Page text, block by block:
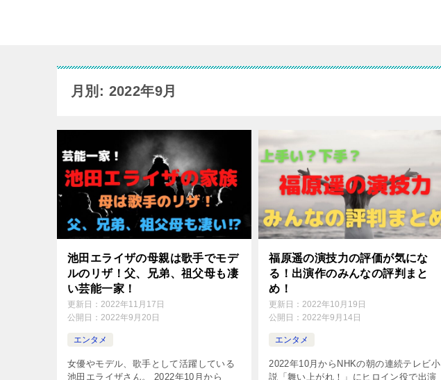
月別: 2022年9月
池田エライザの母親は歌手でモデ
ルのリザ！父、兄弟、祖父母も凄
い芸能一家！
更新日： 2022年11月17日
公開日： 2022年9月20日
エンタメ
女優やモデル、歌手として活躍している
池田エライザさん。 2022年10月から
福原遥の演技力の評価が気にな
る！出演作のみんなの評判まと
め！
更新日：2022年10月19日
公開日：2022年9月14日
エンタメ
2022年10月からNHKの朝の連続テレビ小
説「舞い上がれ！」にヒロイン役で出演